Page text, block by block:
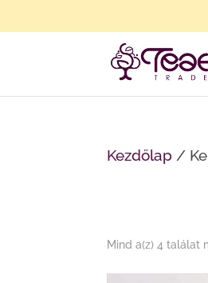
Kezdőlap /
Mind a(z) 4 találat